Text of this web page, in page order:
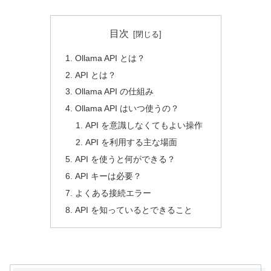
目次
Ollama API とは？
API とは？
Ollama API の仕組み
Ollama API はいつ使うの？
API を意識しなくてもよい操作
API を利用する主な場面
API を使うと何ができる？
API キーは必要？
よくある接続エラー
API を知っているとできること